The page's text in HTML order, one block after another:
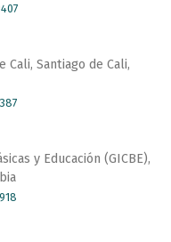
Cali, Santiago de Cali,
y Educación (GICBE),